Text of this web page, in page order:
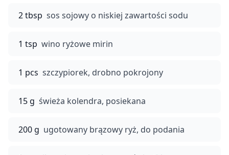
2 tbsp sos sojowy o niskiej zawartości sodu
1 tsp wino ryżowe mirin
1 pcs szczypiorek, drobno pokrojony
15 g świeża kolendra, posiekana
200 g ugotowany brązowy ryż, do podania